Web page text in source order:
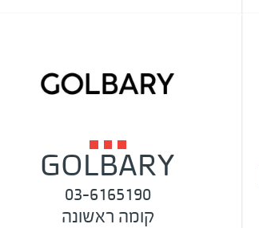
GOLBARY
03-6165190
קומה ראשונה